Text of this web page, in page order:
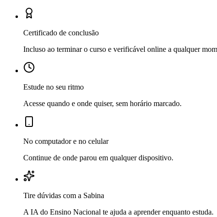
Certificado de conclusão
Incluso ao terminar o curso e verificável online a qualquer
Estude no seu ritmo
Acesse quando e onde quiser, sem horário marcado.
No computador e no celular
Continue de onde parou em qualquer dispositivo.
Tire dúvidas com a Sabina
A IA do Ensino Nacional te ajuda a aprender enquanto estuda.